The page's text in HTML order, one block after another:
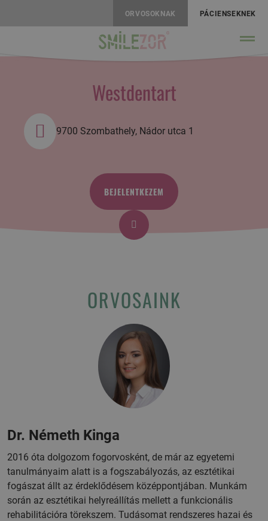
ORVOSOKNAK PÁCIENSEKNEK
Westdentart
9700 Szombathely, Nádor utca 1
BEJELENTKEZEM
ORVOSAINK
Dr. Németh Kinga
2016 óta dolgozom fogorvosként, de már az egyetemi
tanulmányaim alatt is a fogszabályozás, az esztétikai
fogászat állt az érdeklődésem középpontjában. Munkám
során az esztétikai helyreállítás mellett a funkcionális
rehabilitációra törekszem. Tudásomat rendszeres hazai és